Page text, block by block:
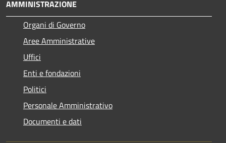
AMMINISTRAZIONE
Organi di Governo
Aree Amministrative
Uffici
Enti e fondazioni
Politici
Personale Amministrativo
Documenti e dati